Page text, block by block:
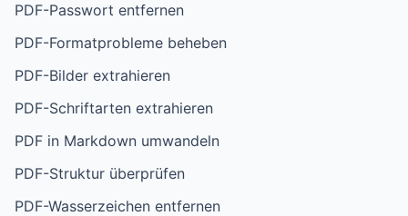
PDF-Passwort entfernen
PDF-Formatprobleme beheben
PDF-Bilder extrahieren
PDF-Schriftarten extrahieren
PDF in Markdown umwandeln
PDF-Struktur überprüfen
PDF-Wasserzeichen entfernen